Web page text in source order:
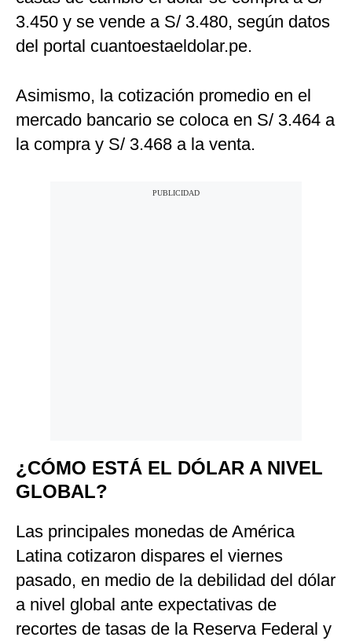
3.450 y se vende a S/ 3.480, según datos
del portal cuantoestaeldolar.pe.
Asimismo, la cotización promedio en el
mercado bancario se coloca en S/ 3.464 a
la compra y S/ 3.468 a la venta.
¿CÓMO ESTÁ EL DÓLAR A NIVEL
GLOBAL?
Las principales monedas de América
Latina cotizaron dispares el viernes
pasado, en medio de la debilidad del dólar
a nivel global ante expectativas de
recortes de tasas de la Reserva Federal y